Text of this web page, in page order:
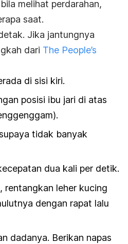
melihat perdarahan,
saat.
Jika jantungnya
dari The People’s
di sisi kiri.
posisi ibu jari di atas
tidak banyak
dua kali per detik.
rentangkan leher kucing
dengan rapat lalu
dadanya. Berikan napas